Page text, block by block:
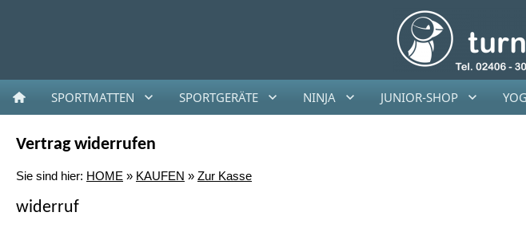
SPORTMATTEN SPORTGERÄTE NINJA JUNIOR-SHOP
Vertrag widerrufen
Sie sind hier: HOME » KAUFEN » Zur Kasse
widerruf